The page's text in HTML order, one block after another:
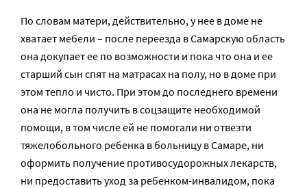
По словам матери, действительно, у нее в доме не
хватает мебели – после переезда в Самарскую область
она докупает ее по возможности и пока что она и ее
старший сын спят на матрасах на полу, но в доме при
этом тепло и чисто. При этом до последнего времени
она не могла получить в соцзащите необходимой
помощи, в том числе ей не помогали ни отвезти
тяжелобольного ребенка в больницу в Самаре, ни
оформить получение противосудорожных лекарств,
ни предоставить уход за ребенком-инвалидом, пока